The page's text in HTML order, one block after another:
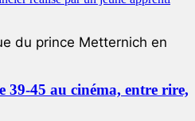
du prince Metternich en
39-45 au cinéma, entre rire,